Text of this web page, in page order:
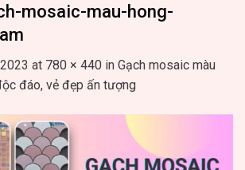
mosaic-mau-hong-
at 780 × 440 in Gạch mosaic màu
đáo, vẻ đẹp ấn tượng